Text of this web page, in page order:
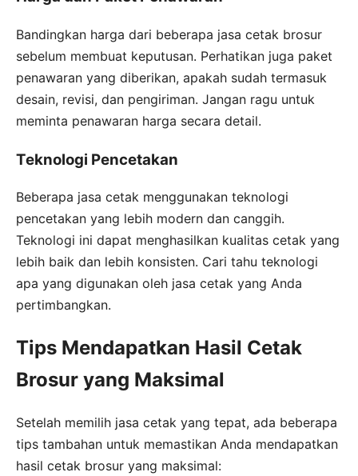
Bandingkan harga dari beberapa jasa cetak brosur
sebelum membuat keputusan. Perhatikan juga paket
penawaran yang diberikan, apakah sudah termasuk
desain, revisi, dan pengiriman. Jangan ragu untuk
meminta penawaran harga secara detail.
Teknologi Pencetakan
Beberapa jasa cetak menggunakan teknologi
pencetakan yang lebih modern dan canggih.
Teknologi ini dapat menghasilkan kualitas cetak yang
lebih baik dan lebih konsisten. Cari tahu teknologi
apa yang digunakan oleh jasa cetak yang Anda
pertimbangkan.
Tips Mendapatkan Hasil Cetak
Brosur yang Maksimal
Setelah memilih jasa cetak yang tepat, ada beberapa
tips tambahan untuk memastikan Anda mendapatkan
hasil cetak brosur yang maksimal: